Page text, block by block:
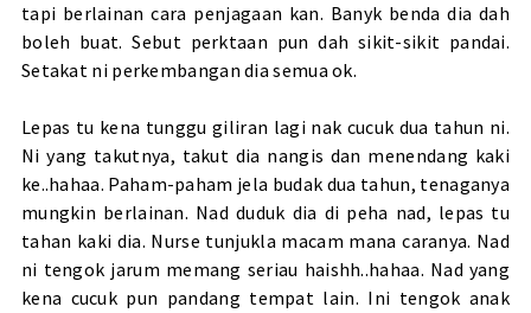
tapi berlainan cara penjagaan kan. Banyk benda dia dah
boleh buat. Sebut perktaan pun dah sikit-sikit pandai.
Setakat ni perkembangan dia semua ok.
Lepas tu kena tunggu giliran lagi nak cucuk dua tahun ni.
Ni yang takutnya, takut dia nangis dan menendang kaki
ke..hahaa. Paham-paham jela budak dua tahun, tenaganya
mungkin berlainan. Nad duduk dia di peha nad, lepas tu
tahan kaki dia. Nurse tunjukla macam mana caranya. Nad
ni tengok jarum memang seriau haishh..hahaa. Nad yang
kena cucuk pun pandang tempat lain. Ini tengok anak